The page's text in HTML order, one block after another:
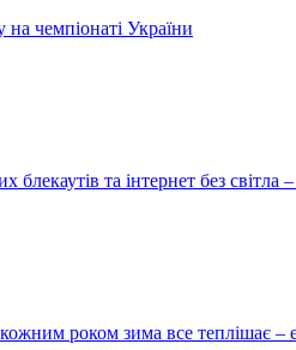
на чемпіонаті України
блекаутів та інтернет без світла
роком зима все теплішає